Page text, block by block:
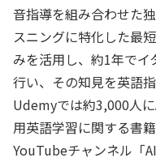
音指導を組み合わせた
スニングに特化した最
みを活用し、約1年でイ
行い、その知見を英語
Udemyでは約3,000人
用英語学習に関する書
YouTubeチャンネル「